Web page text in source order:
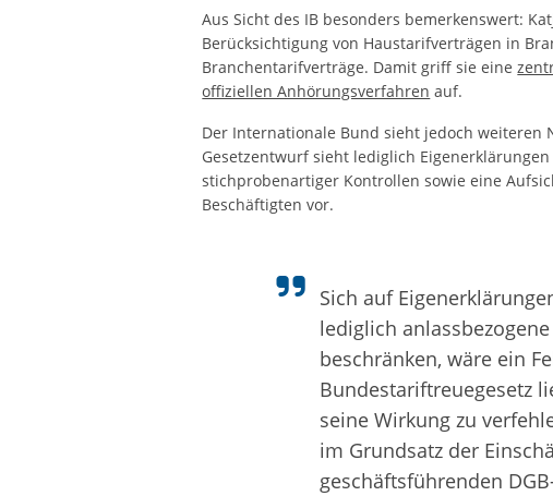
Aus Sicht des IB besonders bemerkenswert:
Berücksichtigung von Haustarifverträgen in
Branchentarifverträge. Damit griff sie eine
offiziellen Anhörungsverfahren auf.
Der Internationale Bund sieht jedoch weiteren
Gesetzentwurf sieht lediglich
stichprobenartiger Kontrollen sowie eine
Beschäftigten vor.
Sich auf
lediglich
beschränken, wäre ein
Bundestariftreuegesetz
seine Wirkung zu
im Grundsatz der
geschäftsführenden